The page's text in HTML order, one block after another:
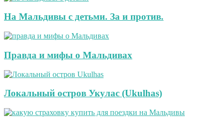
На Мальдивы с детьми. За и против.
Правда и мифы о Мальдивах
Локальный остров Укулас (Ukulhas)